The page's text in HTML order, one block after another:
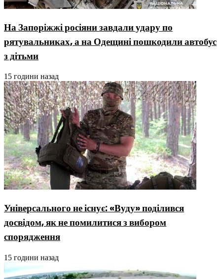
На Запоріжжі росіяни завдали удару по
рятувальниках, а на Одещині пошкодили автобус
з дітьми
15 години назад
Універсального не існує: «Вуду» поділився
досвідом, як не помилитися з вибором
спорядження
15 години назад